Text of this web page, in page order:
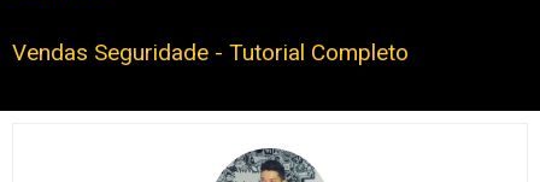
Vendas Seguridade - Tutorial Completo